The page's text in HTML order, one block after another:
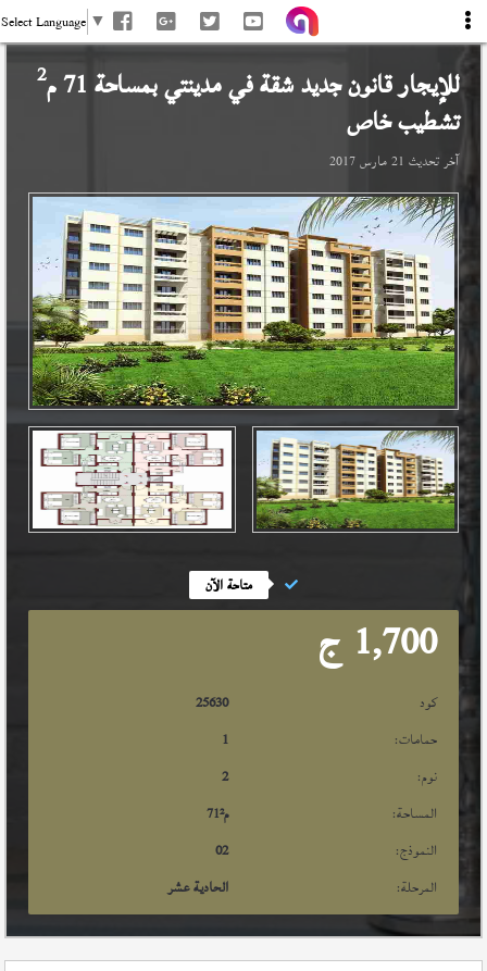
Select Language ▼
للإيجار قانون جديد شقة فيمدينتيبمساحة 71 م 2
تشطيب خاص
آخر تحديث 21 مارس 2017
متاحة الآن
1,700 ج
كود
25630
حمامات:
1
نوم:
2
المساحة:
71 م²
النموذج:
02
المرحلة:
الحادية عشر